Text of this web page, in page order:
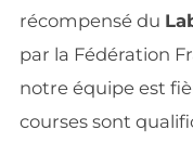
récompensé du
par la Fédération
notre équipe est
courses sont